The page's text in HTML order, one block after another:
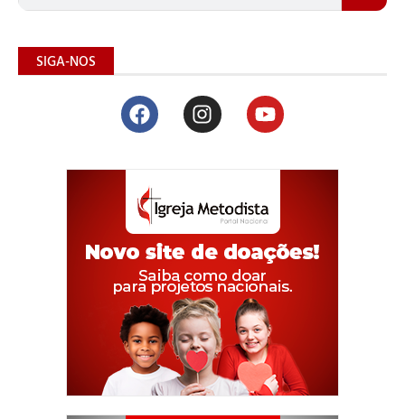
SIGA-NOS